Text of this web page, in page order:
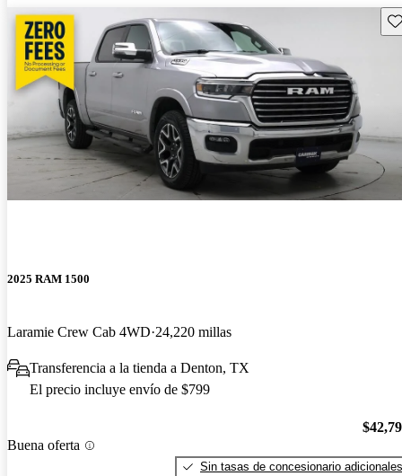
2025 RAM 1500
Laramie Crew Cab 4WD 24,220 millas
Transferencia a la tienda a Denton, TX
El precio incluye envío de $799
Buena oferta
Sin tasas de concesionario adicionales